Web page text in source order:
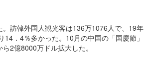
訪韓外国人観光客は136万1076人で、19年
．4％多かった。10月の中国の「国慶節」
2億8000万ドル拡大した。